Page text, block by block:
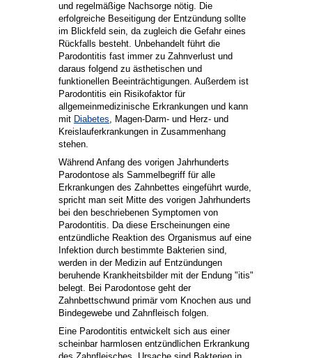
und regelmäßige Nachsorge nötig. Die
erfolgreiche Beseitigung der Entzündung sollte
im Blickfeld sein, da zugleich die Gefahr eines
Rückfalls besteht. Unbehandelt führt die
Parodontitis fast immer zu Zahnverlust und
daraus folgend zu ästhetischen und
funktionellen Beeinträchtigungen. Außerdem ist
Parodontitis ein Risikofaktor für
allgemeinmedizinische Erkrankungen und kann
mit Diabetes, Magen-Darm- und Herz- und
Kreislauferkrankungen in Zusammenhang
stehen.
Während Anfang des vorigen Jahrhunderts
Parodontose als Sammelbegriff für alle
Erkrankungen des Zahnbettes eingeführt wurde,
spricht man seit Mitte des vorigen Jahrhunderts
bei den beschriebenen Symptomen von
Parodontitis. Da diese Erscheinungen eine
entzündliche Reaktion des Organismus auf eine
Infektion durch bestimmte Bakterien sind,
werden in der Medizin auf Entzündungen
beruhende Krankheitsbilder mit der Endung "itis"
belegt. Bei Parodontose geht der
Zahnbettschwund primär vom Knochen aus und
Bindegewebe und Zahnfleisch folgen.
Eine Parodontitis entwickelt sich aus einer
scheinbar harmlosen entzündlichen Erkrankung